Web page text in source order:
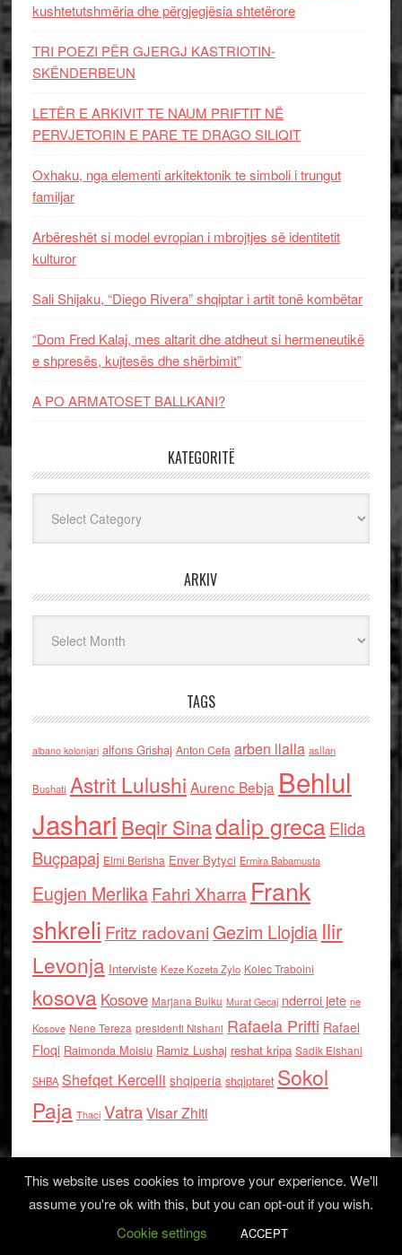
kushtetutshmëria dhe përgjegjësia shtetërore
TRI POEZI PËR GJERGJ KASTRIOTIN-
SKËNDERBEUN
LETËR E ARKIVIT TE NAUM PRIFTIT NË
PERVJETORIN E PARE TE DRAGO SILIQIT
Oxhaku, nga elementi arkitektonik te simboli i trungut
familjar
Arbëreshët si model evropian i mbrojtjes së identitetit
kulturor
Sali Shijaku, “Diego Rivera” shqiptar i artit tonë kombëtar
“Dom Fred Kalaj, mes altarit dhe atdheut si hermeneutikë
e shpresës, kujtesës dhe shërbimit”
A PO ARMATOSET BALLKANI?
KATEGORITË
ARKIV
TAGS
albano kolonjari alfons Grishaj Anton Cefa arben llalla asllan
Bushati Astrit Lulushi Aurenc Bebja Behlul
Jashari Beqir Sinadalip grecaElida
Buçpapaj Elmi Berisha Enver Bytyci Ermira Babamusta
Eugjen MerlikaFahri Xharra Frank
shkreli Fritz radovaniGezim Llojdia Ilir
Levonja Interviste Keze Kozeta Zylo Kolec Traboini
kosova Kosove Marjana Bulku Murat Gecaj nderroi jete ne
Kosove Nene Tereza presidenti Nishani Rafaela Prifti Rafael
Floqi Raimonda Moisiu Ramiz Lushaj reshat kripa Sadik Elshani
SHBA Shefqet Kercelli shqiperia shqiptaret Sokol
Paja Thaci VatraVisar Zhiti
Log in
This website uses cookies to improve your experience. We'll
assume you're ok with this, but you can opt-out if you wish.
Cookie settings
ACCEPT